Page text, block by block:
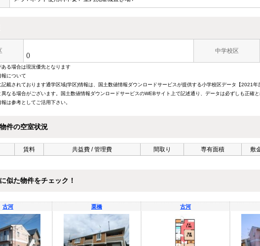
()
中学校区
る場合は現況優先となります
について
記載されております通学区域(学区)情報は、国土数値情報ダウンロードサービスが提供する小学校区データ【2021
なる場合がございます。国土数値情報ダウンロードサービスのWEBサイト上で記述通り、データは必ずしも正確
は参考としてご活用下さい。
件の空室状況
賃料 共益費 / 管理費 間取り 専有面積 敷
似た物件をチェック！
古河 栗橋 古河